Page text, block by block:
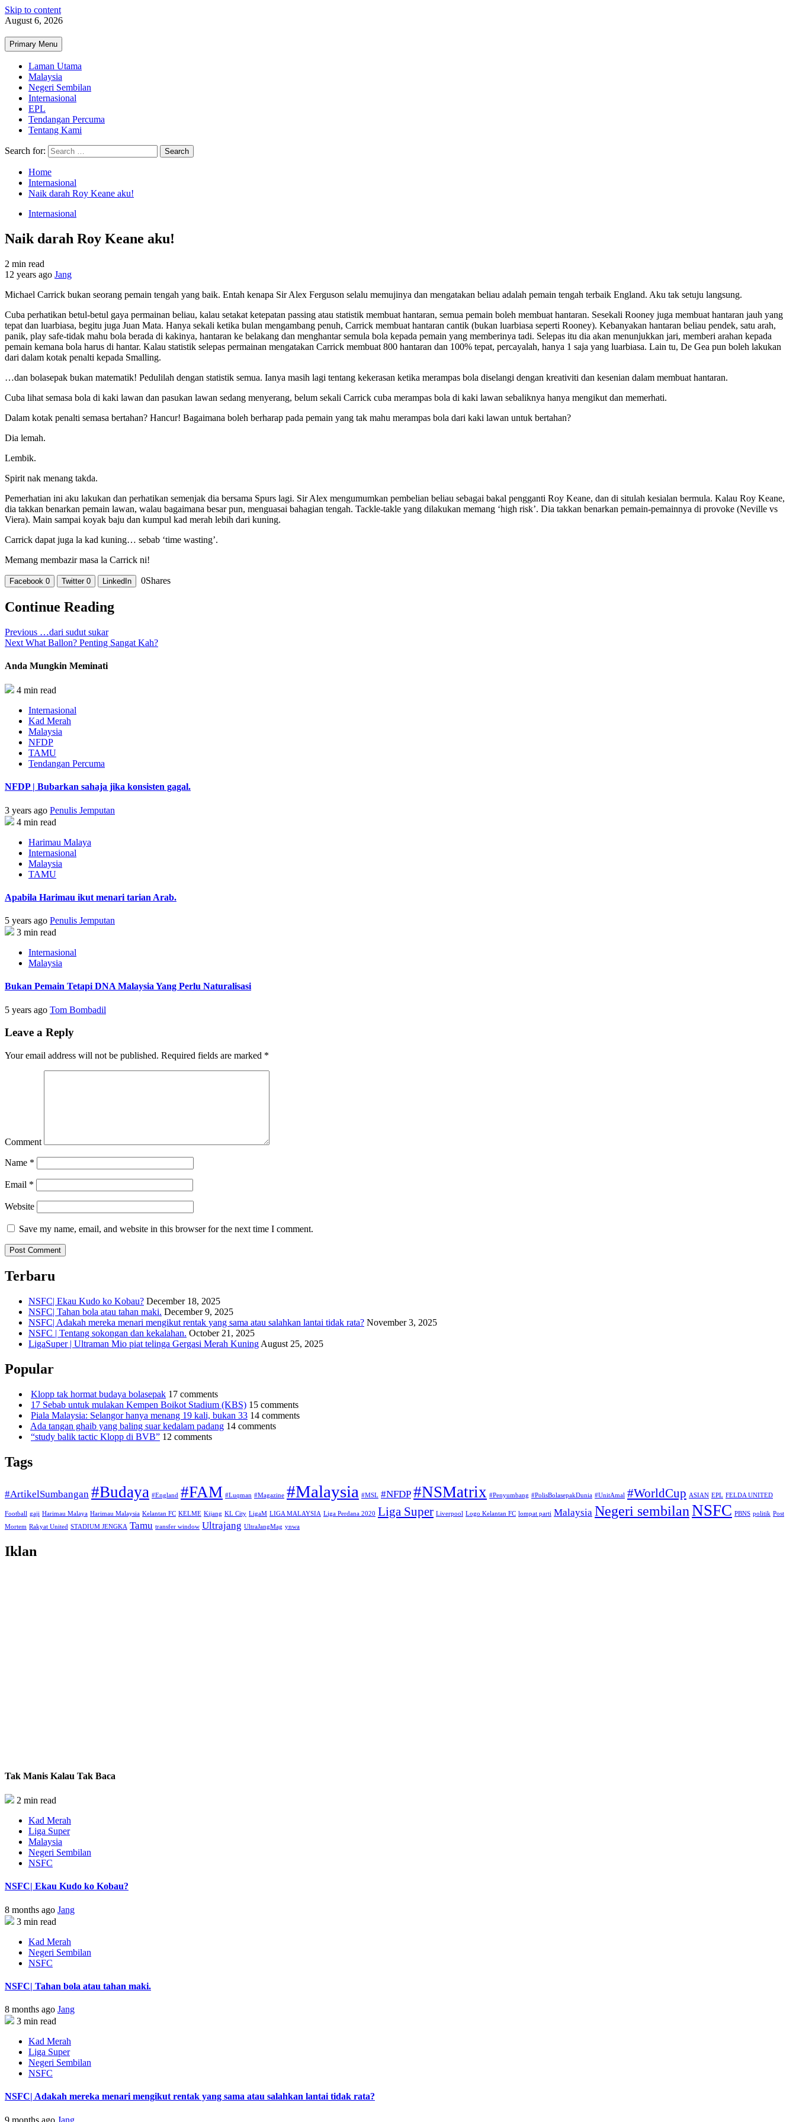
Skip to content
August 6, 2026
Primary Menu
Laman Utama
Malaysia
Negeri Sembilan
Internasional
EPL
Tendangan Percuma
Tentang Kami
Search for:
Home
Internasional
Naik darah Roy Keane aku!
Internasional
Naik darah Roy Keane aku!
2 min read
12 years ago Jang
Michael Carrick bukan seorang pemain tengah yang baik. Entah kenapa Sir Alex Ferguson selalu memujinya dan mengatakan beliau adalah pemain tengah terbaik England. Aku tak setuju langsung.
Cuba perhatikan betul-betul gaya permainan beliau, kalau setakat ketepatan passing atau statistik membuat hantaran, semua pemain boleh membuat hantaran. Sesekali Rooney juga membuat hantaran jauh yang
tepat dan luarbiasa, begitu juga Juan Mata. Hanya sekali ketika bulan mengambang penuh, Carrick membuat hantaran cantik (bukan luarbiasa seperti Rooney). Kebanyakan hantaran beliau pendek, satu arah,
panik, play safe-tidak mahu bola berada di kakinya, hantaran ke belakang dan menghantar semula bola kepada pemain yang memberinya tadi. Selepas itu dia akan menunjukkan jari, memberi arahan kepada
pemain kemana bola harus di hantar. Kalau statistik selepas permainan mengatakan Carrick membuat 800 hantaran dan 100% tepat, percayalah, hanya 1 saja yang luarbiasa. Lain tu, De Gea pun boleh lakukan
dari dalam kotak penalti kepada Smalling.
…dan bolasepak bukan matematik! Pedulilah dengan statistik semua. Ianya masih lagi tentang kekerasan ketika merampas bola diselangi dengan kreativiti dan kesenian dalam membuat hantaran.
Cuba lihat semasa bola di kaki lawan dan pasukan lawan sedang menyerang, belum sekali Carrick cuba merampas bola di kaki lawan sebaliknya hanya mengikut dan memerhati.
Dalam kotak penalti semasa bertahan? Hancur! Bagaimana boleh berharap pada pemain yang tak mahu merampas bola dari kaki lawan untuk bertahan?
Dia lemah.
Lembik.
Spirit nak menang takda.
Pemerhatian ini aku lakukan dan perhatikan semenjak dia bersama Spurs lagi. Sir Alex mengumumkan pembelian beliau sebagai bakal pengganti Roy Keane, dan di situlah kesialan bermula. Kalau Roy Keane,
dia takkan benarkan pemain lawan, walau bagaimana besar pun, menguasai bahagian tengah. Tackle-takle yang dilakukan memang ‘high risk’. Dia takkan benarkan pemain-pemainnya di provoke (Neville vs
Viera). Main sampai koyak baju dan kumpul kad merah lebih dari kuning.
Carrick dapat juga la kad kuning… sebab ‘time wasting’.
Memang membazir masa la Carrick ni!
Facebook 0 Twitter 0 LinkedIn 0Shares
Continue Reading
Previous …dari sudut sukar
Next What Ballon? Penting Sangat Kah?
Anda Mungkin Meminati
4 min read
Internasional
Kad Merah
Malaysia
NFDP
TAMU
Tendangan Percuma
NFDP | Bubarkan sahaja jika konsisten gagal.
3 years ago Penulis Jemputan
4 min read
Harimau Malaya
Internasional
Malaysia
TAMU
Apabila Harimau ikut menari tarian Arab.
5 years ago Penulis Jemputan
3 min read
Internasional
Malaysia
Bukan Pemain Tetapi DNA Malaysia Yang Perlu Naturalisasi
5 years ago Tom Bombadil
Leave a Reply
Your email address will not be published. Required fields are marked *
Comment
Name *
Email *
Website
Save my name, email, and website in this browser for the next time I comment.
Terbaru
NSFC| Ekau Kudo ko Kobau? December 18, 2025
NSFC| Tahan bola atau tahan maki. December 9, 2025
NSFC| Adakah mereka menari mengikut rentak yang sama atau salahkan lantai tidak rata? November 3, 2025
NSFC | Tentang sokongan dan kekalahan. October 21, 2025
LigaSuper | Ultraman Mio piat telinga Gergasi Merah Kuning August 25, 2025
Popular
Klopp tak hormat budaya bolasepak 17 comments
17 Sebab untuk mulakan Kempen Boikot Stadium (KBS) 15 comments
Piala Malaysia: Selangor hanya menang 19 kali, bukan 33 14 comments
Ada tangan ghaib yang baling suar kedalam padang 14 comments
“study balik tactic Klopp di BVB” 12 comments
Tags
#ArtikelSumbangan #Budaya #England #FAM #Luqman #Magazine #Malaysia #MSL #NFDP #NSMatrix #Penyumbang #PolisBolasepakDunia #UnitAmal #WorldCup ASIAN EPL FELDA UNITED
Football gaji Harimau Malaya Harimau Malaysia Kelantan FC KELME Kijang KL City LigaM LIGA MALAYSIA Liga Perdana 2020 Liga Super Liverpool Logo Kelantan FC lompat parti Malaysia Negeri sembilanNSFC PBNS politik Post
Mortem Rakyat United STADIUM JENGKA Tamu transfer window Ultrajang UltraJangMag ynwa
Iklan
Tak Manis Kalau Tak Baca
2 min read
Kad Merah
Liga Super
Malaysia
Negeri Sembilan
NSFC
NSFC| Ekau Kudo ko Kobau?
8 months ago Jang
3 min read
Kad Merah
Negeri Sembilan
NSFC
NSFC| Tahan bola atau tahan maki.
8 months ago Jang
3 min read
Kad Merah
Liga Super
Negeri Sembilan
NSFC
NSFC| Adakah mereka menari mengikut rentak yang sama atau salahkan lantai tidak rata?
9 months ago Jang